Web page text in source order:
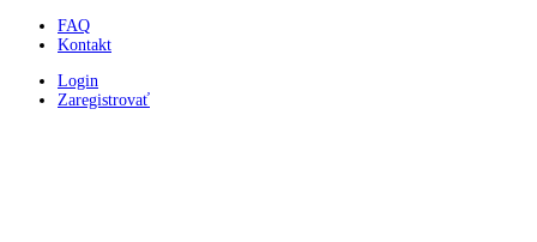
FAQ
Kontakt
Login
Zaregistrovať